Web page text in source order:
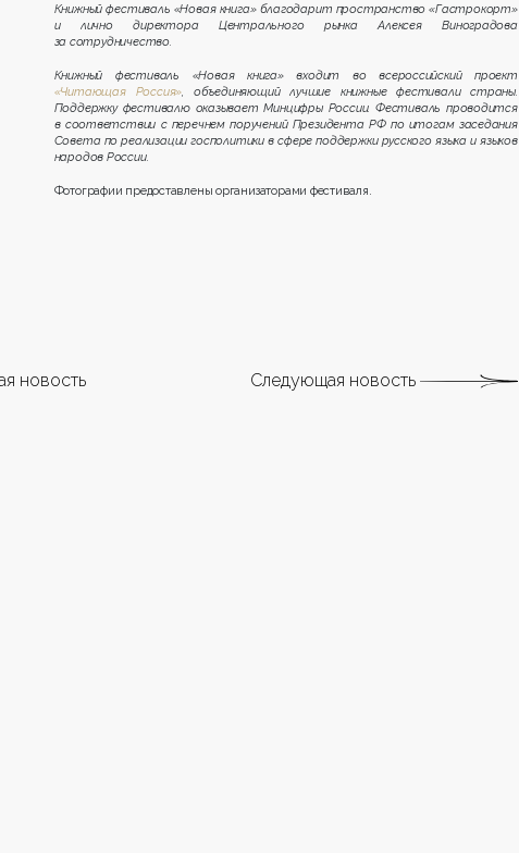
Книжный фестиваль «Новая книга» благодарит пространство «Гастрокорт»
и лично директора Центрального рынка Алексея Виноградова
за сотрудничество.
Книжный фестиваль «Новая книга» входит во всероссийский проект
«Читающая Россия» , объединяющий лучшие книжные фестивали страны.
Поддержку фестивалю оказывает Минцифры России. Фестиваль проводится
в соответствии с перечнем поручений Президента РФ по итогам заседания
Совета по реализации госполитики в сфере поддержки русского языка и языков
народов России.
Фотографии предоставлены организаторами фестиваля.
новость Следующая новость